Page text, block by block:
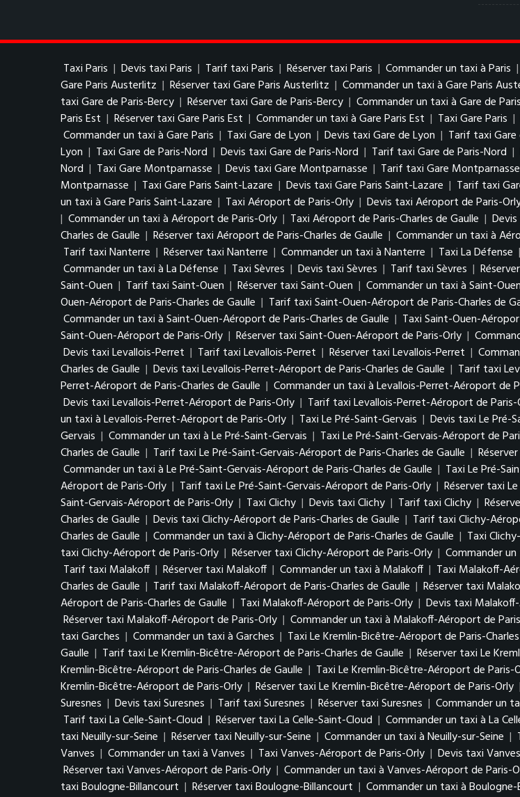
Taxi Paris | Devis taxi Paris | Tarif taxi Paris | Réserver taxi Paris | Commander un taxi à Paris |
Gare Paris Austerlitz | Réserver taxi Gare Paris Austerlitz | Commander un taxi à Gare Paris
taxi Gare de Paris-Bercy | Réserver taxi Gare de Paris-Bercy | Commander un taxi à Gare de
Paris Est | Réserver taxi Gare Paris Est | Commander un taxi à Gare Paris Est | Taxi Gare Paris |
Commander un taxi à Gare Paris | Taxi Gare de Lyon | Devis taxi Gare de Lyon | Tarif taxi Gare
Lyon | Taxi Gare de Paris-Nord | Devis taxi Gare de Paris-Nord | Tarif taxi Gare de Paris-Nord |
Nord | Taxi Gare Montparnasse | Devis taxi Gare Montparnasse | Tarif taxi Gare Montparnasse
Montparnasse | Taxi Gare Paris Saint-Lazare | Devis taxi Gare Paris Saint-Lazare | Tarif taxi
un taxi à Gare Paris Saint-Lazare | Taxi Aéroport de Paris-Orly | Devis taxi Aéroport de Paris-
| Commander un taxi à Aéroport de Paris-Orly | Taxi Aéroport de Paris-Charles de Gaulle |
Charles de Gaulle | Réserver taxi Aéroport de Paris-Charles de Gaulle | Commander un taxi à
Tarif taxi Nanterre | Réserver taxi Nanterre | Commander un taxi à Nanterre | Taxi La Défense |
Commander un taxi à La Défense | Taxi Sèvres | Devis taxi Sèvres | Tarif taxi Sèvres |
Saint-Ouen | Tarif taxi Saint-Ouen | Réserver taxi Saint-Ouen | Commander un taxi à Saint-Ouen
Ouen-Aéroport de Paris-Charles de Gaulle | Tarif taxi Saint-Ouen-Aéroport de Paris-Charles de
Commander un taxi à Saint-Ouen-Aéroport de Paris-Charles de Gaulle | Taxi Saint-Ouen-
Saint-Ouen-Aéroport de Paris-Orly | Réserver taxi Saint-Ouen-Aéroport de Paris-Orly |
Devis taxi Levallois-Perret | Tarif taxi Levallois-Perret | Réserver taxi Levallois-Perret |
Charles de Gaulle | Devis taxi Levallois-Perret-Aéroport de Paris-Charles de Gaulle | Tarif taxi
Perret-Aéroport de Paris-Charles de Gaulle | Commander un taxi à Levallois-Perret-Aéroport de
Devis taxi Levallois-Perret-Aéroport de Paris-Orly | Tarif taxi Levallois-Perret-Aéroport de Paris-
un taxi à Levallois-Perret-Aéroport de Paris-Orly | Taxi Le Pré-Saint-Gervais | Devis taxi Le Pré-
Gervais | Commander un taxi à Le Pré-Saint-Gervais | Taxi Le Pré-Saint-Gervais-Aéroport de
Charles de Gaulle | Tarif taxi Le Pré-Saint-Gervais-Aéroport de Paris-Charles de Gaulle |
Commander un taxi à Le Pré-Saint-Gervais-Aéroport de Paris-Charles de Gaulle | Taxi Le Pré-
Aéroport de Paris-Orly | Tarif taxi Le Pré-Saint-Gervais-Aéroport de Paris-Orly | Réserver taxi
Saint-Gervais-Aéroport de Paris-Orly | Taxi Clichy | Devis taxi Clichy | Tarif taxi Clichy |
Charles de Gaulle | Devis taxi Clichy-Aéroport de Paris-Charles de Gaulle | Tarif taxi Clichy-
Charles de Gaulle | Commander un taxi à Clichy-Aéroport de Paris-Charles de Gaulle | Taxi
taxi Clichy-Aéroport de Paris-Orly | Réserver taxi Clichy-Aéroport de Paris-Orly | Commander
Tarif taxi Malakoff | Réserver taxi Malakoff | Commander un taxi à Malakoff | Taxi Malakoff-
Charles de Gaulle | Tarif taxi Malakoff-Aéroport de Paris-Charles de Gaulle | Réserver taxi
Aéroport de Paris-Charles de Gaulle | Taxi Malakoff-Aéroport de Paris-Orly | Devis taxi
Réserver taxi Malakoff-Aéroport de Paris-Orly | Commander un taxi à Malakoff-Aéroport de
taxi Garches | Commander un taxi à Garches | Taxi Le Kremlin-Bicêtre-Aéroport de Paris-
Gaulle | Tarif taxi Le Kremlin-Bicêtre-Aéroport de Paris-Charles de Gaulle | Réserver taxi Le
Kremlin-Bicêtre-Aéroport de Paris-Charles de Gaulle | Taxi Le Kremlin-Bicêtre-Aéroport de Paris-
Kremlin-Bicêtre-Aéroport de Paris-Orly | Réserver taxi Le Kremlin-Bicêtre-Aéroport de Paris-Orly |
Suresnes | Devis taxi Suresnes | Tarif taxi Suresnes | Réserver taxi Suresnes | Commander un
Tarif taxi La Celle-Saint-Cloud | Réserver taxi La Celle-Saint-Cloud | Commander un taxi à La
taxi Neuilly-sur-Seine | Réserver taxi Neuilly-sur-Seine | Commander un taxi à Neuilly-sur-Seine |
Vanves | Commander un taxi à Vanves | Taxi Vanves-Aéroport de Paris-Orly | Devis taxi
Réserver taxi Vanves-Aéroport de Paris-Orly | Commander un taxi à Vanves-Aéroport de Paris-
taxi Boulogne-Billancourt | Réserver taxi Boulogne-Billancourt | Commander un taxi à